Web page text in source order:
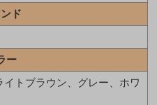
ド
ー
トブラウン、グレー、ホワ